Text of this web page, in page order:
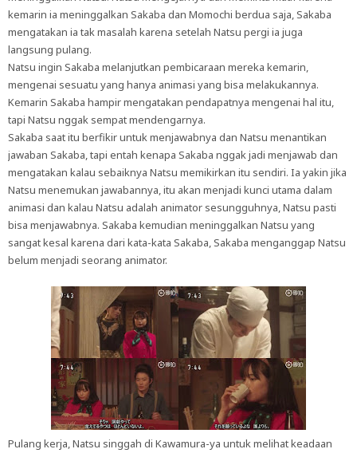
kemarin ia meninggalkan Sakaba dan Momochi berdua saja, Sakaba
mengatakan ia tak masalah karena setelah Natsu pergi ia juga
langsung pulang.
Natsu ingin Sakaba melanjutkan pembicaraan mereka kemarin,
mengenai sesuatu yang hanya animasi yang bisa melakukannya.
Kemarin Sakaba hampir mengatakan pendapatnya mengenai hal itu,
tapi Natsu nggak sempat mendengarnya.
Sakaba saat itu berfikir untuk menjawabnya dan Natsu menantikan
jawaban Sakaba, tapi entah kenapa Sakaba nggak jadi menjawab dan
mengatakan kalau sebaiknya Natsu memikirkan itu sendiri. Ia yakin jika
Natsu menemukan jawabannya, itu akan menjadi kunci utama dalam
animasi dan kalau Natsu adalah animator sesungguhnya, Natsu pasti
bisa menjawabnya. Sakaba kemudian meninggalkan Natsu yang
sangat kesal karena dari kata-kata Sakaba, Sakaba menganggap Natsu
belum menjadi seorang animator.
Pulang kerja, Natsu singgah di Kawamura-ya untuk melihat keadaan